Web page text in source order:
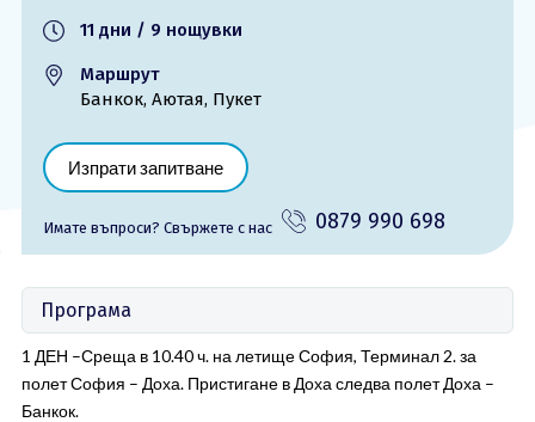
поверителност
0879 990 698
11 дни / 9 нощувки
Маршрут
Банкок, Аютая, Пукет
Изпрати запитване
Имате въпроси? Cвържете с нас 0879 990 698
Програма
1 ДЕН –Среща в 10.40 ч. на летище София, Терминал 2. за
полет София – Доха. Пристигане в Доха следва полет Доха –
Банкок.